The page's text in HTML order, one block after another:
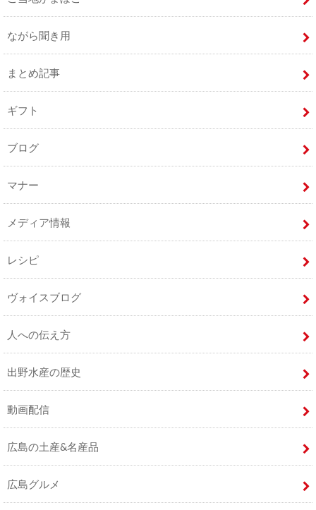
ながら聞き用
まとめ記事
ギフト
ブログ
マナー
メディア情報
レシピ
ヴォイスブログ
人への伝え方
出野水産の歴史
動画配信
広島の土産&名産品
広島グルメ